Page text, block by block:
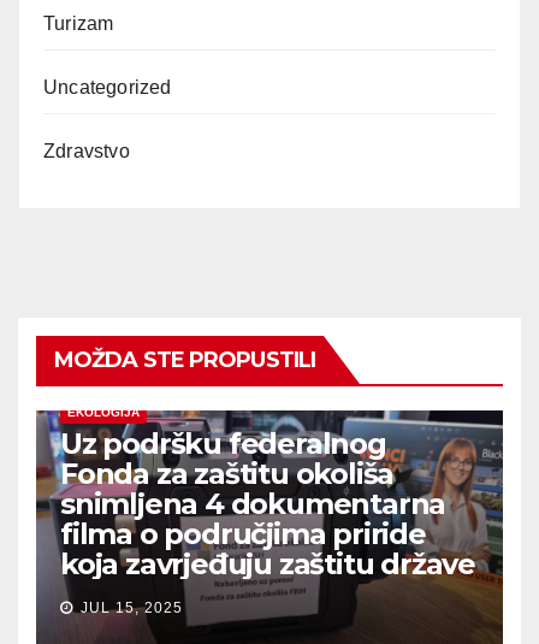
Turizam
Uncategorized
Zdravstvo
MOŽDA STE PROPUSTILI
EKOLOGIJA
Uz podršku federalnog
Fonda za zaštitu okoliša
snimljena 4 dokumentarna
filma o područjima priride
koja zavrjeđuju zaštitu države
JUL 15, 2025